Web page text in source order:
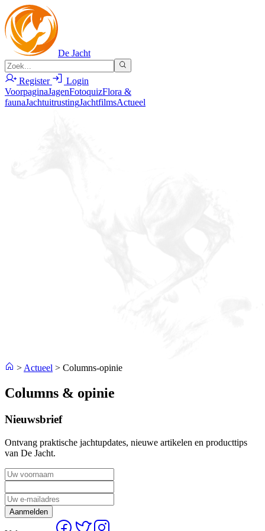
De Jacht
Register
Login
VoorpaginaJagenFotoquizFlora &
faunaJachtuitrustingJachtfilmsActueel
> Actueel > Columns-opinie
Columns & opinie
Nieuwsbrief
Ontvang praktische jachtupdates, nieuwe artikelen en producttips
van De Jacht.
Aanmelden